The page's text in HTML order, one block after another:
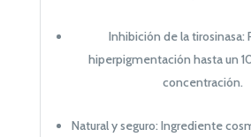
Inhibición de la tirosinasa:
hiperpigmentación hasta un
concentración.
Natural y seguro: Ingrediente